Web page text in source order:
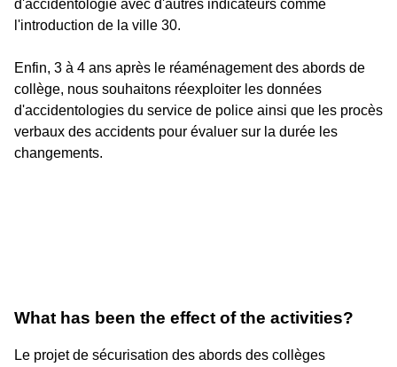
d'accidentologie avec d'autres indicateurs comme
l'introduction de la ville 30.
Enfin, 3 à 4 ans après le réaménagement des abords de
collège, nous souhaitons réexploiter les données
d'accidentologies du service de police ainsi que les procès
verbaux des accidents pour évaluer sur la durée les
changements.
What has been the effect of the activities?
Le projet de sécurisation des abords des collèges